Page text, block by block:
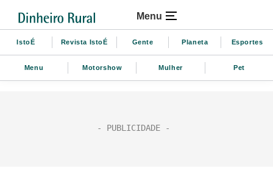
Menu
IstoÉ Revista IstoÉ Gente Planeta Esportes
Menu Motorshow Mulher Pet